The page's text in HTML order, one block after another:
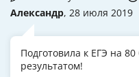
Александр, 28 июля 2019
Подготовила к ЕГЭ на
результатом!